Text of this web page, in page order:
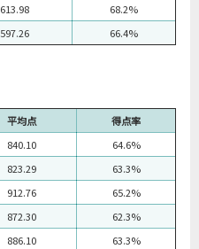
613.98
68.2%
597.26 66.4%
平均点
得点率
840.10
64.6%
823.29
63.3%
912.76
65.2%
872.30
62.3%
886.10
63.3%